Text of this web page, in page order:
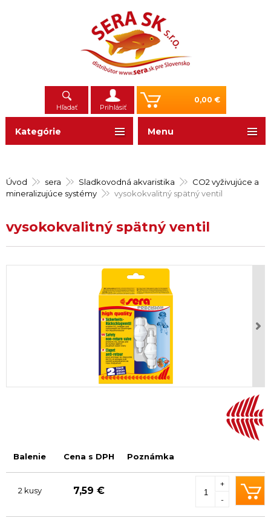
Hľadať Prihlásiť
0,00 €
Úvod sera Sladkovodná akvaristika
CO2 vyživujúce a
mineralizujúce systémy
vysokokvalitný spätný ventil
vysokokvalitný spätný ventil
Balenie Cena s DPH Poznámka
2 kusy 7,59 €
-
+
Kategórie Menu